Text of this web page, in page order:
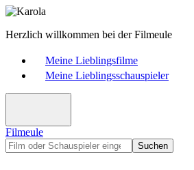
Herzlich willkommen bei der Filmeule
Meine Lieblingsfilme
Meine Lieblingsschauspieler
Filmeule
Suchen